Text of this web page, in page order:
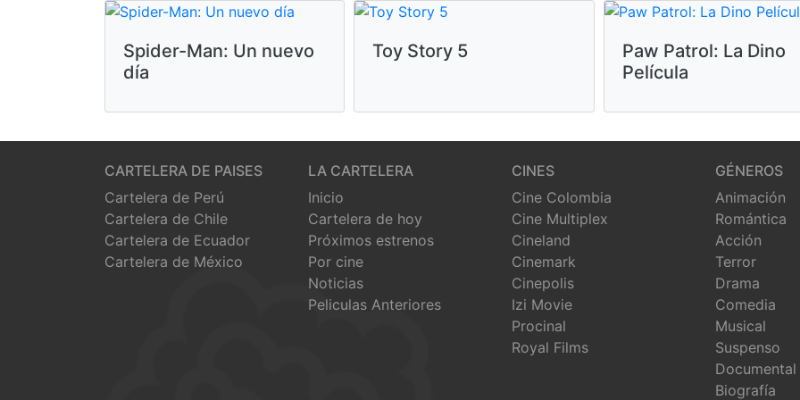
Spider-Man: Un nuevo
día
Toy Story 5
Paw Patrol: La Dino
Película
CARTELERA DE PAISES
Cartelera de Perú
Cartelera de Chile
Cartelera de Ecuador
Cartelera de México
LA CARTELERA
Inicio
Cartelera de hoy
Próximos estrenos
Por cine
Noticias
Peliculas Anteriores
CINES
Cine Colombia
Cine Multiplex
Cineland
Cinemark
Cinepolis
Izi Movie
Procinal
Royal Films
GÉNEROS
Animación
Romántica
Acción
Terror
Drama
Comedia
Musical
Suspenso
Documental
Biografía